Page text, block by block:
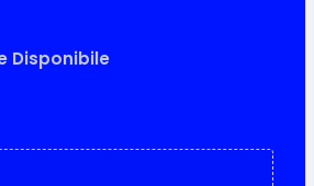
Disponibile